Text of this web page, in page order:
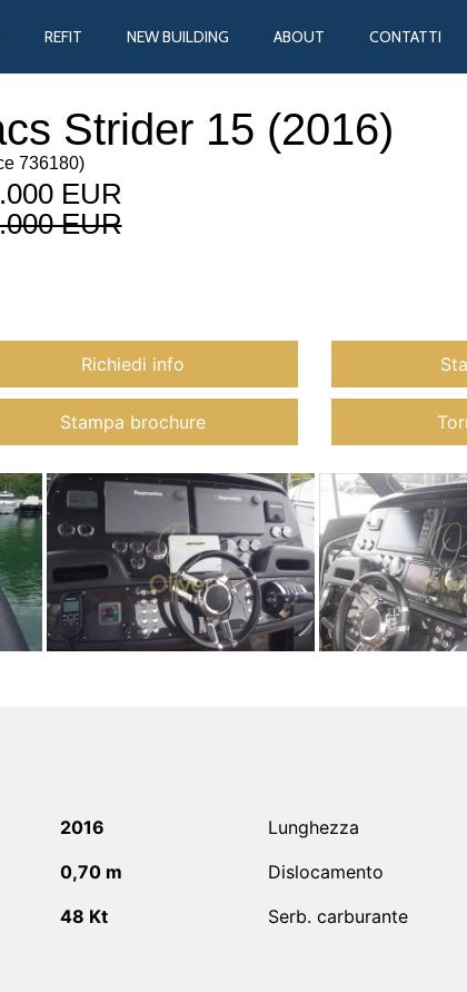
REFIT NEW BUILDING ABOUT CONTATTI
Strider 15 (2016)
736180)
EUR
EUR
Richiedi info
Stampa brochure
2016 Lunghezza
0,70 m Dislocamento
48 Kt Serb. carburante